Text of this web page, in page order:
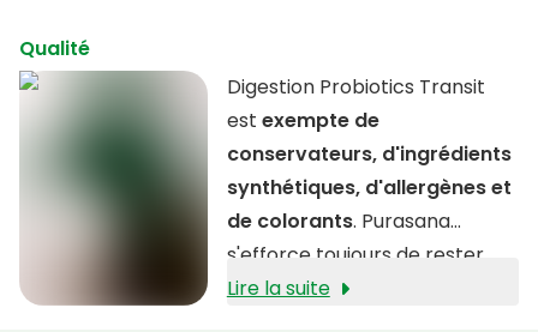
meilleures sont leurs
capacités à décomposer les
substances.
Qualité
Digestion Probiotics Transit
est exempte de
conservateurs, d'ingrédients
synthétiques, d'allergènes et
de colorants. Purasana
s'efforce toujours de rester
aussi proche que possible de
Lire la suite